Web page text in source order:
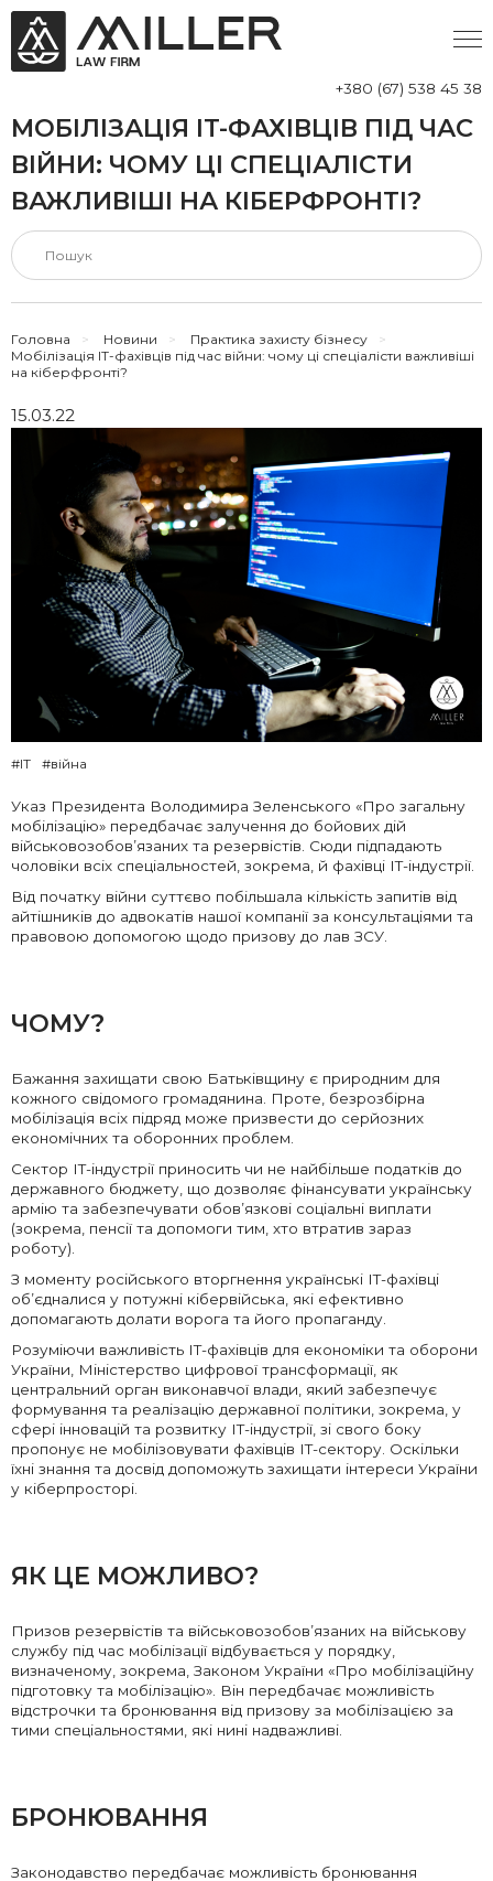
+380 (67) 538 45 38
МОБІЛІЗАЦІЯ IT-ФАХІВЦІВ ПІД ЧАС
ВІЙНИ: ЧОМУ ЦІ СПЕЦІАЛІСТИ
ВАЖЛИВІШІ НА КІБЕРФРОНТІ?
Головна > Новини > Практика захисту бізнесу
>
Мобілізація IT-фахівців під час війни: чому ці спеціалісти важливіші
на кіберфронті?
15.03.22
#IT #війна
Указ Президента Володимира Зеленського «Про загальну
мобілізацію» передбачає залучення до бойових дій
військовозобов’язаних та резервістів. Сюди підпадають
чоловіки всіх спеціальностей, зокрема, й фахівці IT-індустрії.
Від початку війни суттєво побільшала кількість запитів від
айтішників до адвокатів нашої компанії за консультаціями та
правовою допомогою щодо призову до лав ЗСУ.
ЧОМУ?
Бажання захищати свою Батьківщину є природним для
кожного свідомого громадянина. Проте, безрозбірна
мобілізація всіх підряд може призвести до серйозних
економічних та оборонних проблем.
Сектор IT-індустрії приносить чи не найбільше податків до
державного бюджету, що дозволяє фінансувати українську
армію та забезпечувати обов’язкові соціальні виплати
(зокрема, пенсії та допомоги тим, хто втратив зараз
роботу).
З моменту російського вторгнення українські IT-фахівці
об’єдналися у потужні кібервійська, які ефективно
допомагають долати ворога та його пропаганду.
Розуміючи важливість ІТ-фахівців для економіки та оборони
України, Міністерство цифрової трансформації, як
центральний орган виконавчої влади, який забезпечує
формування та реалізацію державної політики, зокрема, у
сфері інновацій та розвитку ІТ-індустрії, зі свого боку
пропонує не мобілізовувати фахівців ІТ-сектору. Оскільки
їхні знання та досвід допоможуть захищати інтереси України
у кіберпросторі.
ЯК ЦЕ МОЖЛИВО?
Призов резервістів та військовозобов’язаних на військову
службу під час мобілізації відбувається у порядку,
визначеному, зокрема, Законом України «Про мобілізаційну
підготовку та мобілізацію». Він передбачає можливість
відстрочки та бронювання від призову за мобілізацією за
тими спеціальностями, які нині надважливі.
БРОНЮВАННЯ
Законодавство передбачає можливість бронювання